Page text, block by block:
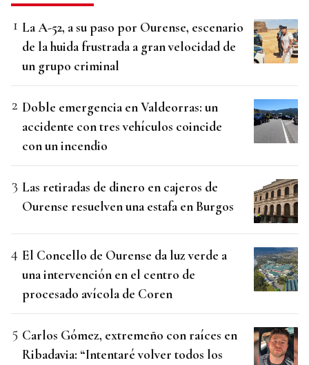
La A-52, a su paso por Ourense, escenario
de la huida frustrada a gran velocidad de
un grupo criminal
Doble emergencia en Valdeorras: un
accidente con tres vehículos coincide
con un incendio
Las retiradas de dinero en cajeros de
Ourense resuelven una estafa en Burgos
El Concello de Ourense da luz verde a
una intervención en el centro de
procesado avícola de Coren
Carlos Gómez, extremeño con raíces en
Ribadavia: “Intentaré volver todos los